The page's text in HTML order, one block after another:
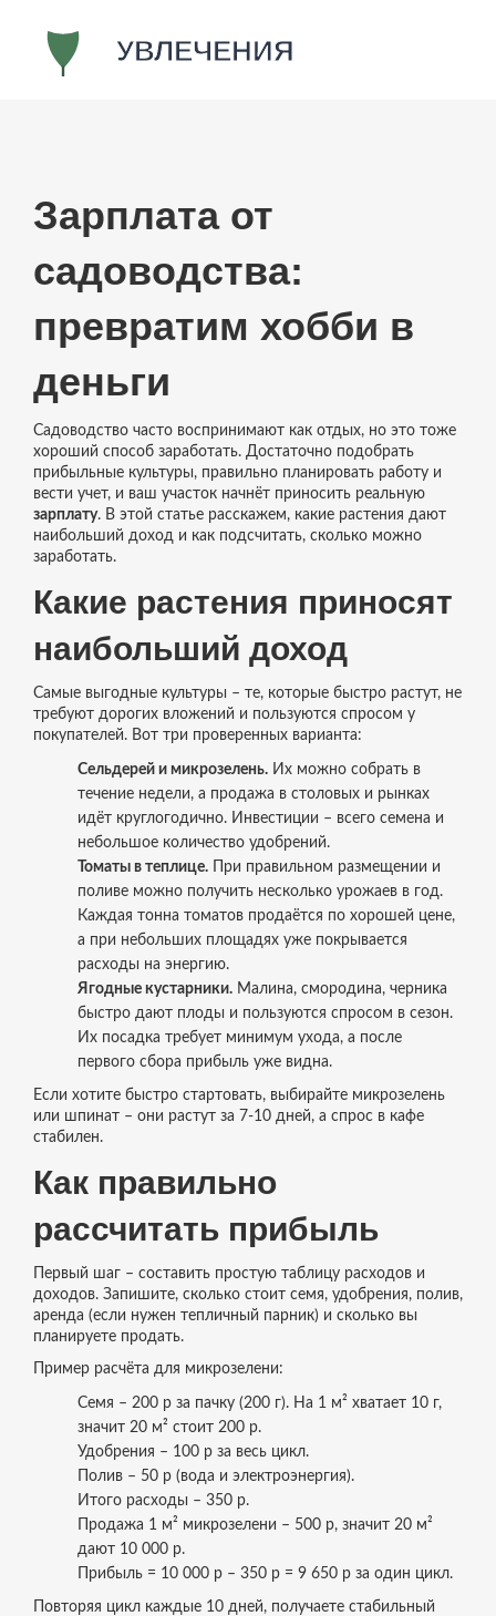
Зарплата от
садоводства:
превратим хобби в
деньги
Садоводство часто воспринимают как отдых, но это тоже
хороший способ заработать. Достаточно подобрать
прибыльные культуры, правильно планировать работу и
вести учет, и ваш участок начнёт приносить реальную
зарплату. В этой статье расскажем, какие растения дают
наибольший доход и как подсчитать, сколько можно
заработать.
Какие растения приносят
наибольший доход
Самые выгодные культуры – те, которые быстро растут, не
требуют дорогих вложений и пользуются спросом у
покупателей. Вот три проверенных варианта:
Сельдерей и микрозелень.Их можно собрать в
течение недели, а продажа в столовых и рынках
идёт круглогодично. Инвестиции – всего семена и
небольшое количество удобрений.
Томаты в теплице.При правильном размещении и
поливе можно получить несколько урожаев в год.
Каждая тонна томатов продаётся по хорошей цене,
а при небольших площадях уже покрывается
расходы на энергию.
Ягодные кустарники.Малина, смородина, черника
быстро дают плоды и пользуются спросом в сезон.
Их посадка требует минимум ухода, а после
первого сбора прибыль уже видна.
Если хотите быстро стартовать, выбирайте микрозелень
или шпинат – они растут за 7‑10 дней, а спрос в кафе
стабилен.
Как правильно
рассчитать прибыль
Первый шаг – составить простую таблицу расходов и
доходов. Запишите, сколько стоит семя, удобрения, полив,
аренда (если нужен тепличный парник) и сколько вы
планируете продать.
Пример расчёта для микрозелени:
Семя – 200 р за пачку (200 г). На 1 м² хватает 10 г,
значит 20 м² стоит 200 р.
Удобрения – 100 р за весь цикл.
Полив – 50 р (вода и электроэнергия).
Итого расходы – 350 р.
Продажа 1 м² микрозелени – 500 р, значит 20 м²
дают 10 000 р.
Прибыль = 10 000 р – 350 р = 9 650 р за один цикл.
Повторяя цикл каждые 10 дней, получаете стабильный